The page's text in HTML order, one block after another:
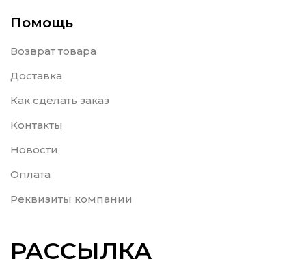
Помощь
Возврат товара
Доставка
Как сделать заказ
Контакты
Новости
Оплата
Реквизиты компании
РАССЫЛКА